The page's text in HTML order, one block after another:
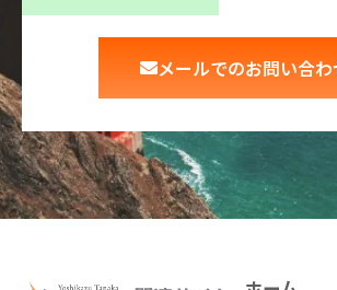
メールでのお問い合わ